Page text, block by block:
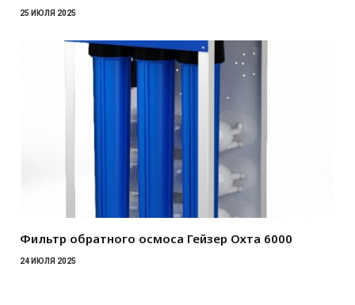
25 ИЮЛЯ 2025
Фильтр обратного осмоса Гейзер Охта 6000
24 ИЮЛЯ 2025